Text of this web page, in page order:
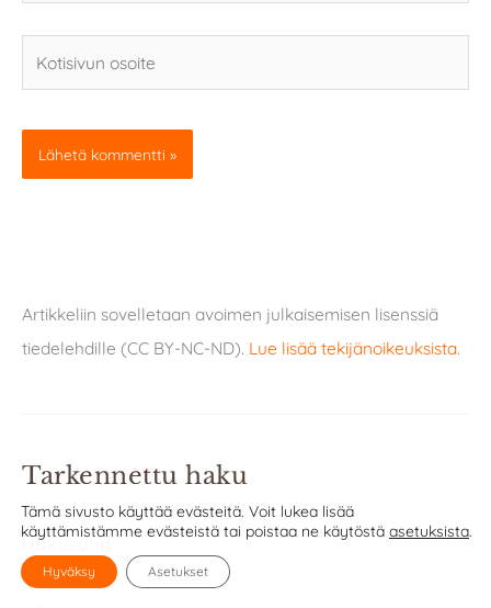
osoite
Artikkeliin sovelletaan avoimen julkaisemisen lisenssiä
tiedelehdille (CC BY-NC-ND). Lue lisää tekijänoikeuksista.
Tarkennettu haku
Hakusana
Tämä sivusto käyttää evästeitä. Voit lukea lisää
käyttämistämme evästeistä tai poistaa ne käytöstä asetuksista.
Hyväksy Asetukset